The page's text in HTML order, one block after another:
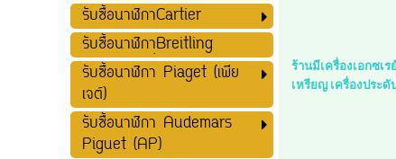
รับซื้อนาฬิกาCartier
รับซื้อนาฬิกาฺฺBreitling
รับซื้อนาฬิกา Piaget (เพีย
เจต์)
รับซื้อนาฬิกา Audemars
Piguet (AP)
ร้านมีเครื่องเอกซเ
เหรียญ เครื่องประ